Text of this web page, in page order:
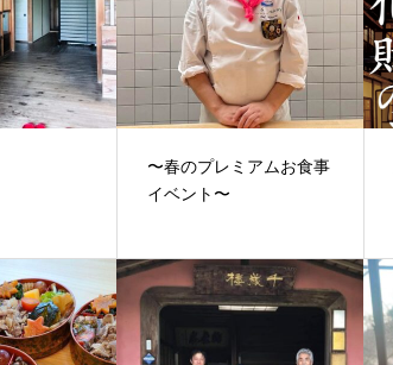
〜春のプレミアムお食事
イベント〜